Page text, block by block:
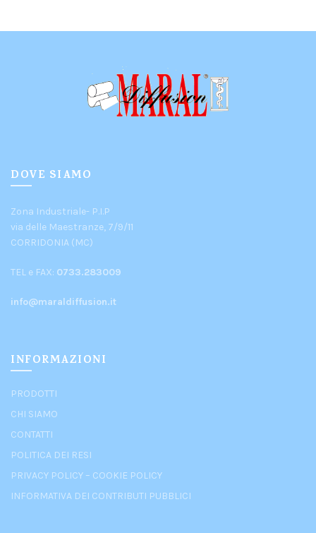
DOVE SIAMO
Zona Industriale- P.I.P
via delle Maestranze, 7/9/11
CORRIDONIA (MC)
TEL e FAX: 0733.283009
info@maraldiffusion.it
INFORMAZIONI
PRODOTTI
CHI SIAMO
CONTATTI
POLITICA DEI RESI
PRIVACY POLICY – COOKIE POLICY
INFORMATIVA DEI CONTRIBUTI PUBBLICI